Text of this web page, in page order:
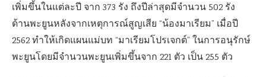
เพิ่มขึ้นในแต่ละปี จาก 373 รัง ถึงปีล่าสุดมีจำนวน 502 รัง
ด้านพะยูนหลังจากเหตุการณ์สูญเสีย “น้องมาเรียม” เมื่อปี
2562 ทำให้เกิดแผนแม่บท “มาเรียมโปรเจกต์” ในการอนุรักษ์
พะยูนโดยมีจำนวนพะยูนเพิ่มขึ้นจาก 221 ตัว เป็น 255 ตัว